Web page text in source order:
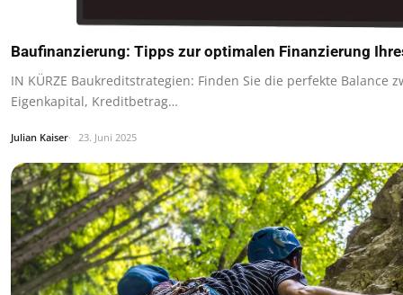
Baufinanzierung: Tipps zur optimalen Finanzierung
IN KÜRZE Baukreditstrategien: Finden Sie die perfekte Balance
Eigenkapital, Kreditbetrag…
Julian Kaiser 23. Juni 2025